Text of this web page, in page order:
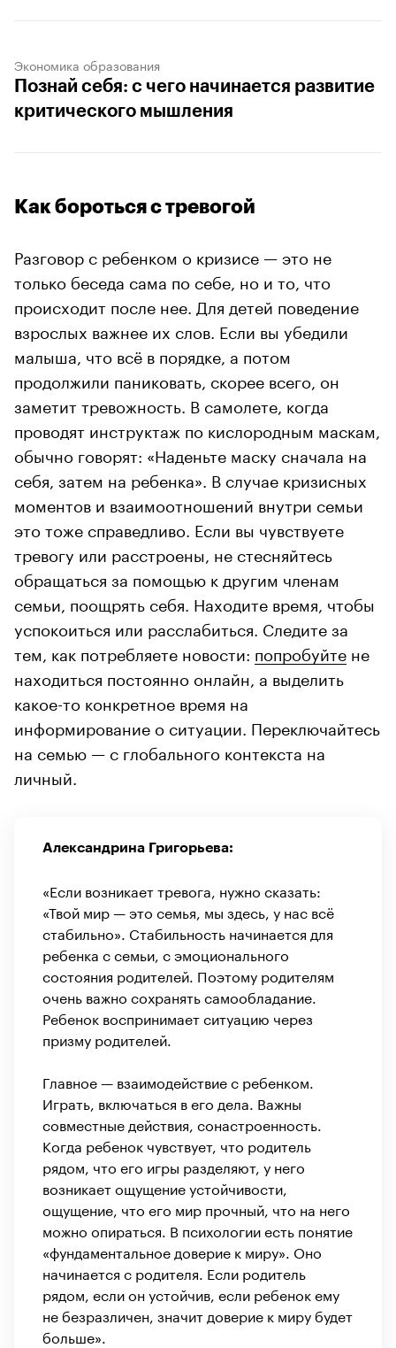
Экономика образования
Познай себя: с чего начинается развитие
критического мышления
Как бороться с тревогой
Разговор с ребенком о кризисе — это не
только беседа сама по себе, но и то, что
происходит после нее. Для детей поведение
взрослых важнее их слов. Если вы убедили
малыша, что всё в порядке, а потом
продолжили паниковать, скорее всего, он
заметит тревожность. В самолете, когда
проводят инструктаж по кислородным маскам,
обычно говорят: «Наденьте маску сначала на
себя, затем на ребенка». В случае кризисных
моментов и взаимоотношений внутри семьи
это тоже справедливо. Если вы чувствуете
тревогу или расстроены, не стесняйтесь
обращаться за помощью к другим членам
семьи, поощрять себя. Находите время, чтобы
успокоиться или расслабиться. Следите за
тем, как потребляете новости: попробуйте не
находиться постоянно онлайн, а выделить
какое-то конкретное время на
информирование о ситуации. Переключайтесь
на семью — с глобального контекста на
личный.
Александрина Григорьева:
«Если возникает тревога, нужно сказать:
«Твой мир — это семья, мы здесь, у нас всё
стабильно». Стабильность начинается для
ребенка с семьи, с эмоционального
состояния родителей. Поэтому родителям
очень важно сохранять самообладание.
Ребенок воспринимает ситуацию через
призму родителей.
Главное — взаимодействие с ребенком.
Играть, включаться в его дела. Важны
совместные действия, сонастроенность.
Когда ребенок чувствует, что родитель
рядом, что его игры разделяют, у него
возникает ощущение устойчивости,
ощущение, что его мир прочный, что на него
можно опираться. В психологии есть понятие
«фундаментальное доверие к миру». Оно
начинается с родителя. Если родитель
рядом, если он устойчив, если ребенок ему
не безразличен, значит доверие к миру будет
больше».